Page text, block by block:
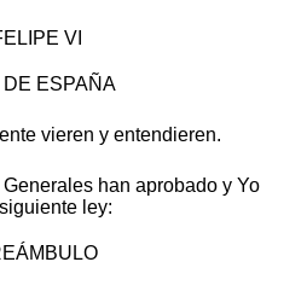
VI
DE ESPAÑA
vieren y entendieren.
han aprobado y Yo
ley: